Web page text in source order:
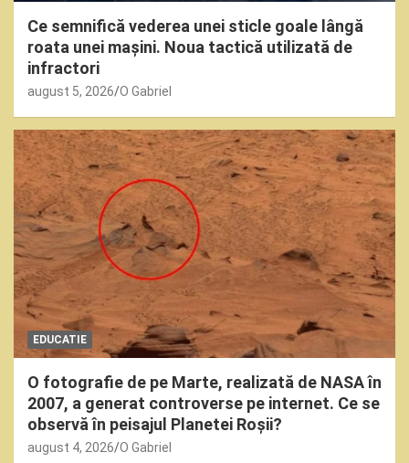
Ce semnifică vederea unei sticle goale lângă
roata unei mașini. Noua tactică utilizată de
infractori
august 5, 2026 O Gabriel
EDUCATIE
O fotografie de pe Marte, realizată de NASA în
2007, a generat controverse pe internet. Ce se
observă în peisajul Planetei Roșii?
august 4, 2026 O Gabriel